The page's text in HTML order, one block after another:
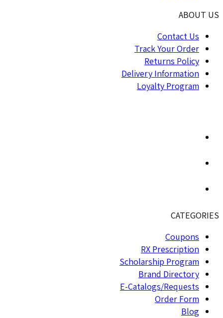
ABOUT US
Contact Us
Track Your Order
Returns Policy
Delivery Information
Loyalty Program
CATEGORIES
Coupons
RX Prescription
Scholarship Program
Brand Directory
E-Catalogs/Requests
Order Form
Blog